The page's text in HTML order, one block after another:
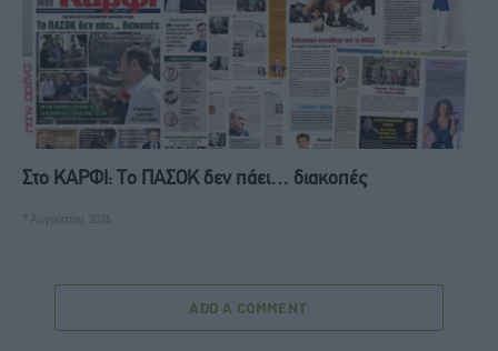
Στο ΚΑΡΦΙ: Το ΠΑΣΟΚ δεν πάει… διακοπές
7 Αυγούστου, 2026
ADD A COMMENT